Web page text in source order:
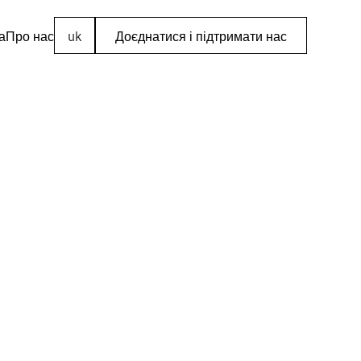
Про нас uk Доєднатися і підтримати нас